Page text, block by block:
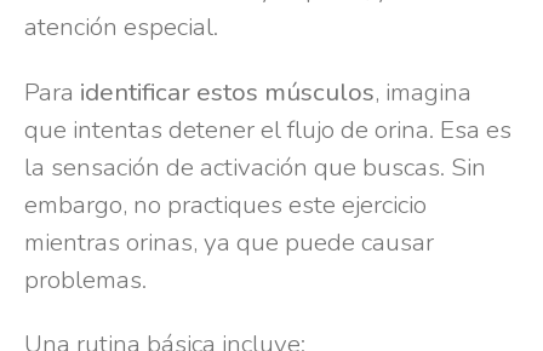
atención especial.
Para identificar estos músculos, imagina
que intentas detener el flujo de orina. Esa es
la sensación de activación que buscas. Sin
embargo, no practiques este ejercicio
mientras orinas, ya que puede causar
problemas.
Una rutina básica incluye: